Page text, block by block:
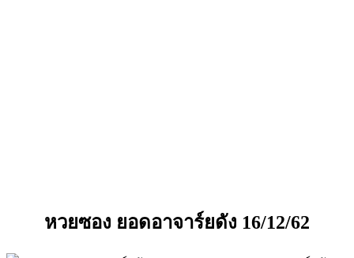
หวยซอง ยอดอาจาร์ยดัง 16/12/62